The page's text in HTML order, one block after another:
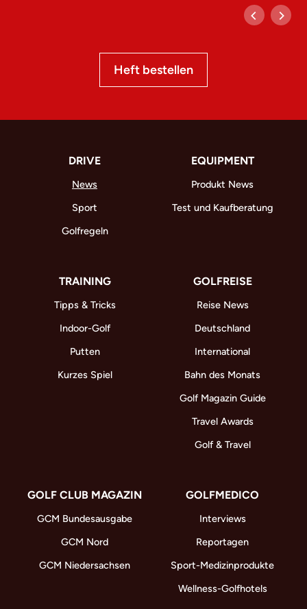
Heft bestellen
DRIVE
News
Sport
Golfregeln
EQUIPMENT
Produkt News
Test und Kaufberatung
TRAINING
Tipps & Tricks
Indoor-Golf
Putten
Kurzes Spiel
GOLFREISE
Reise News
Deutschland
International
Bahn des Monats
Golf Magazin Guide
Travel Awards
Golf & Travel
GOLF CLUB MAGAZIN
GCM Bundesausgabe
GCM Nord
GCM Niedersachsen
GOLFMEDICO
Interviews
Reportagen
Sport-Medizinprodukte
Wellness-Golfhotels